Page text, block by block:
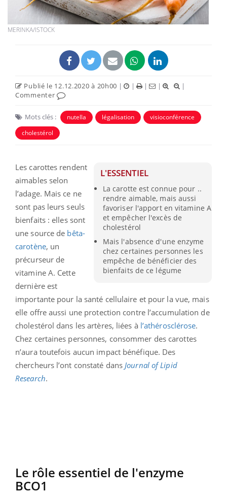
MERINKA/ISTOCK
Publié le 12.12.2020 à 20h00 | | | |
|
Commenter
Mots clés : nutella légalisation
visioconférence
cholestérol
L'ESSENTIEL
La carotte est connue pour ..
rendre aimable, mais aussi
favoriser l'apport en vitamine A
et empêcher l'excès de
cholestérol
Mais l'absence d'une enzyme
chez certaines personnes les
empêche de bénéficier des
bienfaits de ce légume
Les carottes rendent
aimables selon
l’adage. Mais ce ne
sont pas leurs seuls
bienfaits : elles sont
une source de bêta-
carotène, un
précurseur de
vitamine A. Cette
dernière est
importante pour la santé cellulaire et pour la vue, mais
elle offre aussi une protection contre l’accumulation de
cholestérol dans les artères, liées à l’athérosclérose.
Chez certaines personnes, consommer des carottes
n’aura toutefois aucun impact bénéfique. Des
chercheurs l’ont constaté dansJournal of Lipid
Research.
Le rôle essentiel de l'enzyme
BCO1